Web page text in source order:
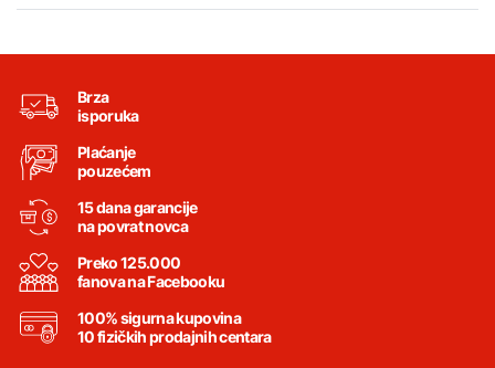
Brza
isporuka
Plaćanje
pouzećem
15 dana garancije
na povrat novca
Preko 125.000
fanova na Facebooku
100% sigurna kupovina
10 fizičkih prodajnih centara